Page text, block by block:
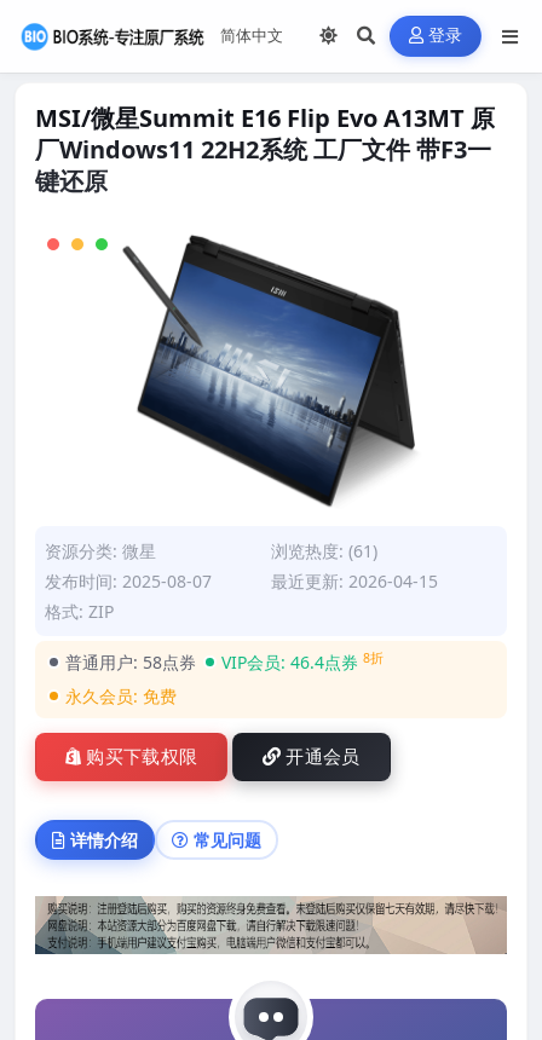
登录
MSI/微星Summit E16 Flip Evo A13MT 原
厂Windows11 22H2系统 工厂文件 带F3一
键还原
资源分类: 微星
浏览热度: (61)
发布时间: 2025-08-07
最近更新: 2026-04-15
格式: ZIP
普通用户: 58点券 VIP会员: 46.4点券 8折
永久会员: 免费
购买下载权限 开通会员
详情介绍 常见问题